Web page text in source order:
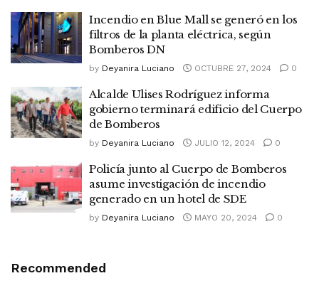
Incendio en Blue Mall se generó en los
filtros de la planta eléctrica, según
Bomberos DN
by Deyanira Luciano OCTUBRE 27, 2024 0
Alcalde Ulises Rodríguez informa
gobierno terminará edificio del Cuerpo
de Bomberos
by Deyanira Luciano JULIO 12, 2024 0
Policía junto al Cuerpo de Bomberos
asume investigación de incendio
generado en un hotel de SDE
by Deyanira Luciano MAYO 20, 2024 0
Recommended